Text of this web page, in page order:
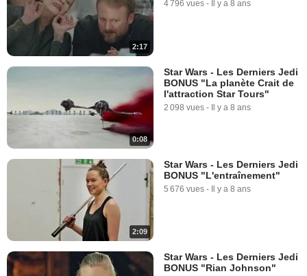
2:17
4 796 vues - Il y a 8 ans
0:08
Star Wars - Les Derniers Jedi
BONUS "La planète Crait de
l'attraction Star Tours"
2 098 vues - Il y a 8 ans
2:09
Star Wars - Les Derniers Jedi
BONUS "L'entraînement"
5 676 vues - Il y a 8 ans
Star Wars - Les Derniers Jedi
BONUS "Rian Johnson"